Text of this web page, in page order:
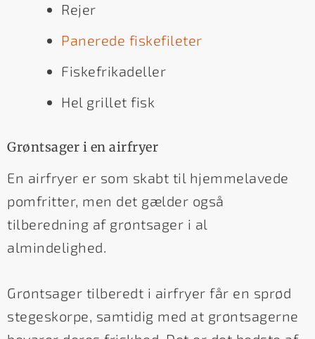
Rejer
Panerede fiskefileter
Fiskefrikadeller
Hel grillet fisk
Grøntsager i en airfryer
En airfryer er som skabt til hjemmelavede
pomfritter, men det gælder også
tilberedning af grøntsager i al
almindelighed.
Grøntsager tilberedt i airfryer får en sprød
stegeskorpe, samtidig med at grøntsagerne